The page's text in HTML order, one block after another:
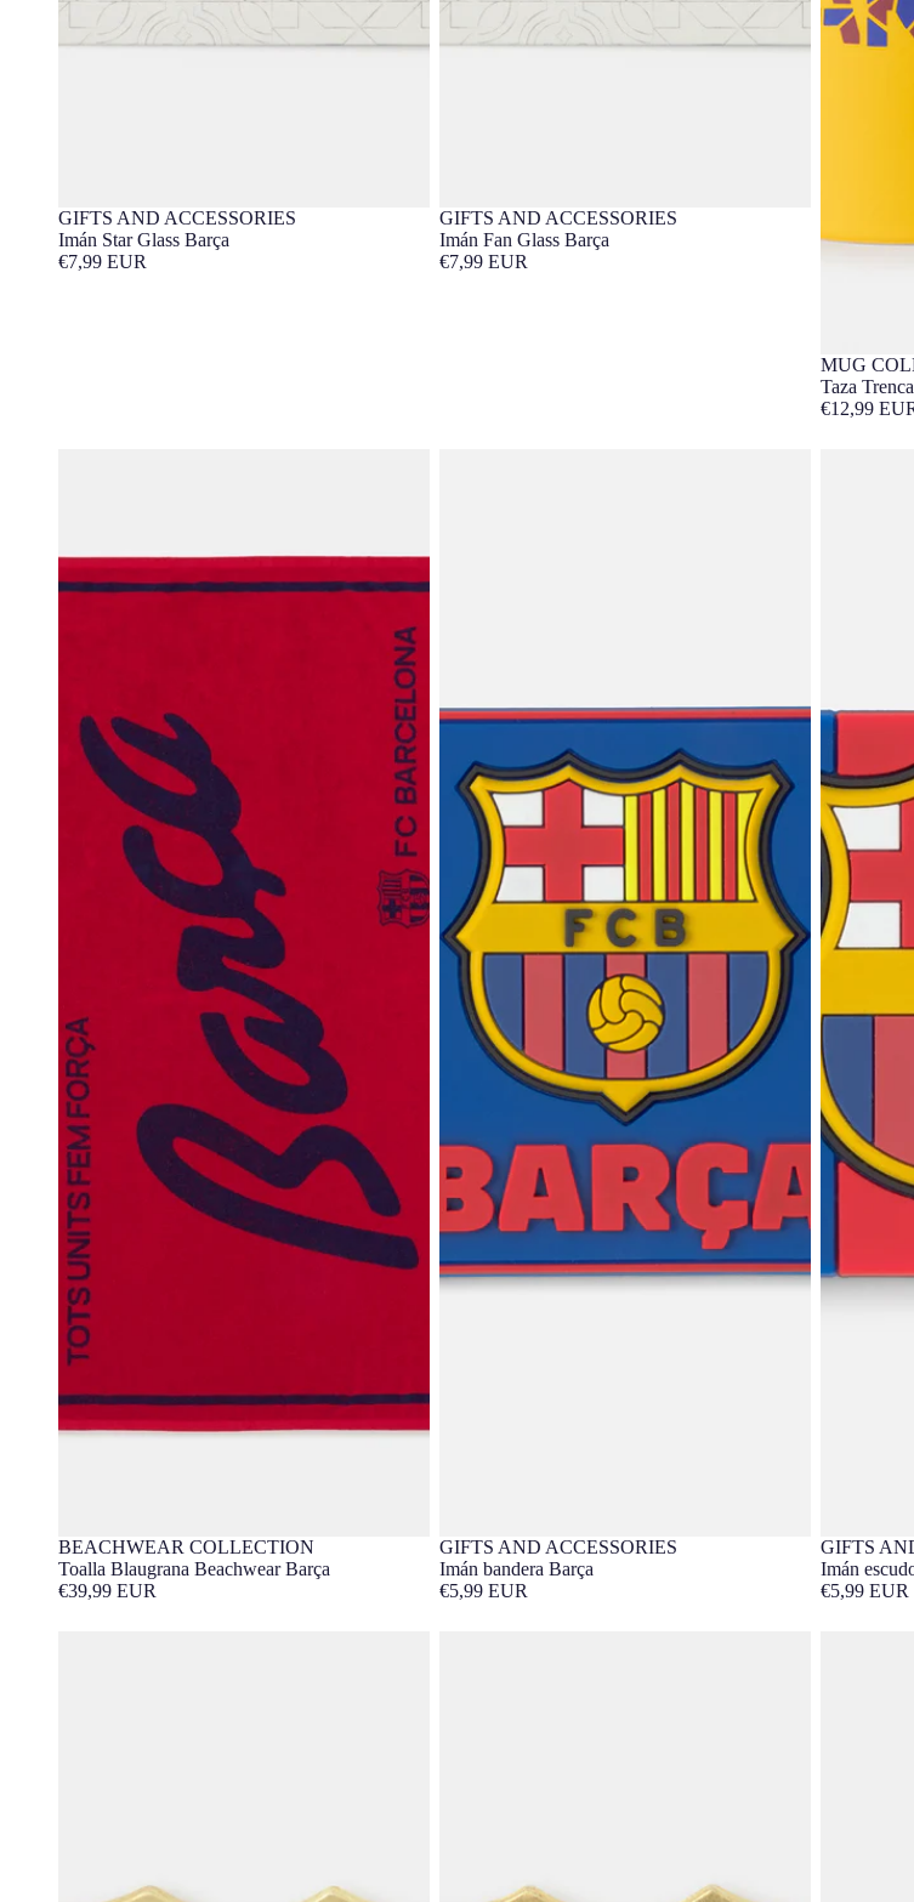
Barça Exclusivo
GIFTS AND ACCESSORIES
Imán Star Glass Barça
€7,99 EUR
Barça Exclusivo
GIFTS AND ACCESSORIES
Imán Fan Glass Barça
€7,99 EUR
MUG
Taza
€12,99
Barça Exclusivo
BEACHWEAR COLLECTION
Toalla Blaugrana Beachwear Barça
€39,99 EUR
GIFTS AND ACCESSORIES
Imán bandera Barça
€5,99 EUR
GIFTS
Imán
€5,99 EUR